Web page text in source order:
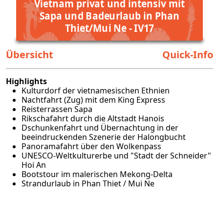
Vietnam privat und intensiv mit
Sapa und Badeurlaub in Phan
Thiet/Mui Ne - IV17
Übersicht Quick-Info
Highlights
Kulturdorf der vietnamesischen Ethnien
Nachtfahrt (Zug) mit dem King Express
Reisterrassen Sapa
Rikschafahrt durch die Altstadt Hanois
Dschunkenfahrt und Übernachtung in der
beeindruckenden Szenerie der Halongbucht
Panoramafahrt über den Wolkenpass
UNESCO-Weltkulturerbe und "Stadt der Schneider"
Hoi An
Bootstour im malerischen Mekong-Delta
Strandurlaub in Phan Thiet / Mui Ne